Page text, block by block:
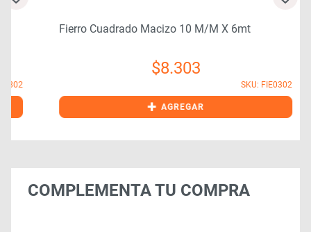
Fierro Cuadrado Macizo 10 M/m X 6mt
8.303
SKU: FIE0302
AGREGAR
COMPLEMENTA TU COMPRA